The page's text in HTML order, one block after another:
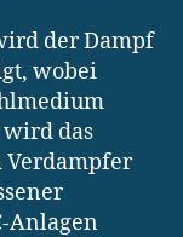
der Dampf
wobei
das
Verdampfer
Anlagen